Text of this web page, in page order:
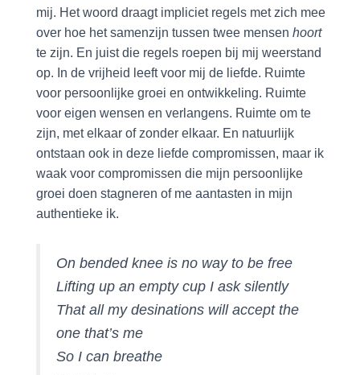
mij. Het woord draagt impliciet regels met zich mee
over hoe het samenzijn tussen twee mensen hoort
te zijn. En juist die regels roepen bij mij weerstand
op. In de vrijheid leeft voor mij de liefde. Ruimte
voor persoonlijke groei en ontwikkeling. Ruimte
voor eigen wensen en verlangens. Ruimte om te
zijn, met elkaar of zonder elkaar. En natuurlijk
ontstaan ook in deze liefde compromissen, maar ik
waak voor compromissen die mijn persoonlijke
groei doen stagneren of me aantasten in mijn
authentieke ik.
On bended knee is no way to be free
Lifting up an empty cup I ask silently
That all my desinations will accept the
one that’s me
So I can breathe